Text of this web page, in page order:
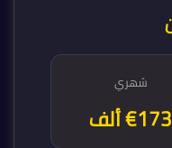
شهري
€173 ألف